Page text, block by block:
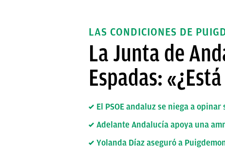
LAS CONDICIONES DE
La Junta de
Espadas:
El PSOE andaluz se niega a
Adelante Andalucía apoya una
Yolanda Díaz aseguró a